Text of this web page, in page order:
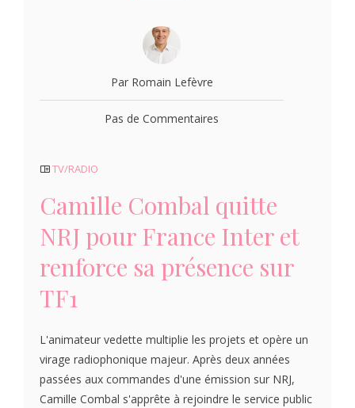
Par Romain Lefèvre
Pas de Commentaires
TV/RADIO
Camille Combal quitte
NRJ pour France Inter et
renforce sa présence sur
TF1
L'animateur vedette multiplie les projets et opère un
virage radiophonique majeur. Après deux années
passées aux commandes d'une émission sur NRJ,
Camille Combal s'apprête à rejoindre le service public